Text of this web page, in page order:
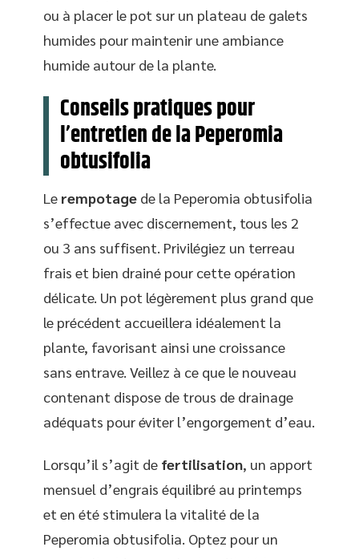
ou à placer le pot sur un plateau de galets
humides pour maintenir une ambiance
humide autour de la plante.
Conseils pratiques pour
l’entretien de la Peperomia
obtusifolia
Le rempotage de la Peperomia obtusifolia
s’effectue avec discernement, tous les 2
ou 3 ans suffisent. Privilégiez un terreau
frais et bien drainé pour cette opération
délicate. Un pot légèrement plus grand que
le précédent accueillera idéalement la
plante, favorisant ainsi une croissance
sans entrave. Veillez à ce que le nouveau
contenant dispose de trous de drainage
adéquats pour éviter l’engorgement d’eau.
Lorsqu’il s’agit de fertilisation, un apport
mensuel d’engrais équilibré au printemps
et en été stimulera la vitalité de la
Peperomia obtusifolia. Optez pour un